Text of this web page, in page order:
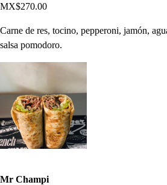
MX$270.00
Carne de res, tocino, pepperoni, jamón,
salsa pomodoro.
Mr Champi